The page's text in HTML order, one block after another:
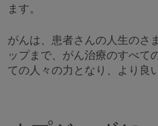
ます。
がんは、患者さんの人生のさ
ップまで、がん治療のすべて
ての人々の力となり、より良